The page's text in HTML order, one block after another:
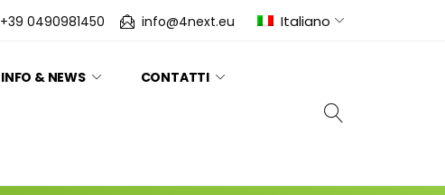
+39 0490981450 info@4next.eu Italiano
INFO & NEWS CONTATTI